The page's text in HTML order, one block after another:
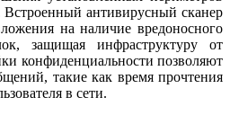
Встроенный антивирусный сканер
на наличие вредоносного
защищая инфраструктуру от
конфиденциальности позволяют
такие как время прочтения
в сети.